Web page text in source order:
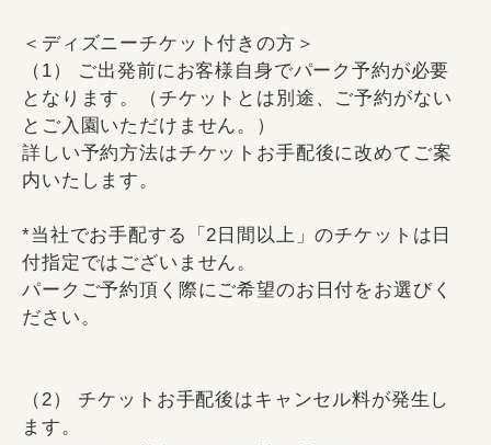
＜ディズニーチケット付きの方＞
（1） ご出発前にお客様自身でパーク予約が必要
となります。（チケットとは別途、ご予約がない
とご入園いただけません。）
詳しい予約方法はチケットお手配後に改めてご案
内いたします。
*当社でお手配する「2日間以上」のチケットは日
付指定ではございません。
パークご予約頂く際にご希望のお日付をお選びく
ださい。
（2） チケットお手配後はキャンセル料が発生し
ます。